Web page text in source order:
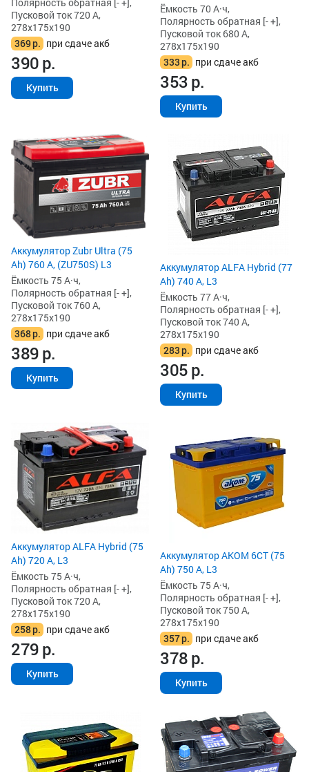
Пусковой ток 720 А,
278x175x190
369р. при сдаче акб
390р.
Купить
Ёмкость 70 А·ч,
Полярность обратная [- +],
Пусковой ток 680 А,
278x175x190
333р. при сдаче акб
353р.
Купить
Аккумулятор Zubr Ultra (75
Ah) 760 А, (ZU750S) L3
Ёмкость 75 А·ч,
Полярность обратная [- +],
Пусковой ток 760 А,
278x175x190
368р. при сдаче акб
389р.
Купить
Аккумулятор ALFA Hybrid (77
Ah) 740 А, L3
Ёмкость 77 А·ч,
Полярность обратная [- +],
Пусковой ток 740 А,
278x175x190
283р. при сдаче акб
305р.
Купить
Аккумулятор ALFA Hybrid (75
Ah) 720 А, L3
Ёмкость 75 А·ч,
Полярность обратная [- +],
Пусковой ток 720 А,
278x175x190
258р. при сдаче акб
279р.
Купить
Аккумулятор AKOM 6СТ (75
Ah) 750 А, L3
Ёмкость 75 А·ч,
Полярность обратная [- +],
Пусковой ток 750 А,
278x175x190
357р. при сдаче акб
378р.
Купить